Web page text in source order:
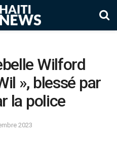
Wilford
», blessé par
la police
2023